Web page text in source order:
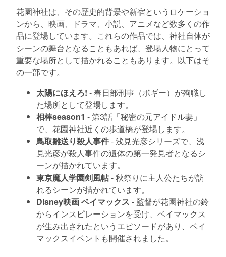
花園神社は、その歴史的背景や新宿というロケーショ
ンから、映画、ドラマ、小説、アニメなど数多くの作
品に登場しています。これらの作品では、神社自体が
シーンの舞台となることもあれば、登場人物にとって
重要な場所として描かれることもあります。以下はそ
の一部です。
太陽にほえろ! - 春日部刑事（ボギー）が殉職し
た場所として登場します。
相棒season1 - 第3話「秘密の元アイドル妻」
で、花園神社近くの歩道橋が登場します。
鳥取雛送り殺人事件- 浅見光彦シリーズで、浅
見光彦が殺人事件の遺体の第一発見者となるシ
ーンが描かれています。
東京魔人学園剣風帖- 秋祭りに主人公たちが訪
れるシーンが描かれています。
Disney映画 ベイマックス - 監督が花園神社の鈴
からインスピレーションを受け、ベイマックス
が生み出されたというエピソードがあり、ベイ
マックスイベントも開催されました。